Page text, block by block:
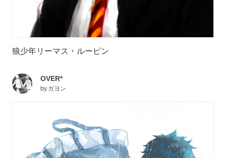
狼少年リーマス・ルーピン
OVER*
by ガヨン